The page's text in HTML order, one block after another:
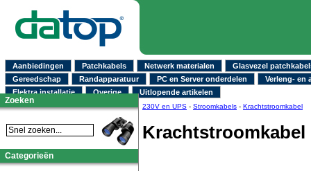
Aanbiedingen Patchkabels Netwerk materialen
Glasvezel
Gereedschap
Randapparatuur PC en Server onderdelen
Verleng- en
Elektra installatie
Overige Uitlopende artikelen
230V en UPS - Stroomkabels - Krachtstroomkabel
Krachtstroomkabel
Zoeken
Categorieën